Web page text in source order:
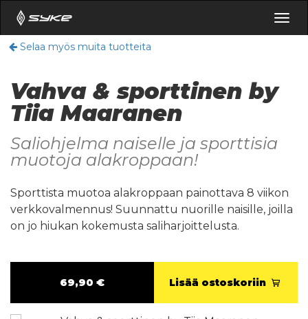
Selaa myös muita tuotteita
Vahva & sporttinen by
Tiia Maaranen
Saliohjelma naiselle ja sporttisia
muotoja alakroppaan!
Sporttista muotoa alakroppaan painottava 8 viikon
verkkovalmennus! Suunnattu nuorille naisille, joilla
on jo hiukan kokemusta saliharjoittelusta.
69,90 € Lisää ostoskoriin